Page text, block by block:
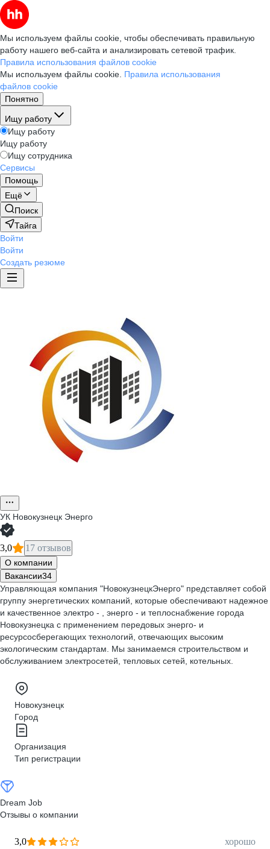
Мы используем файлы cookie, чтобы обеспечивать правильную
работу нашего веб-сайта и анализировать сетевой трафик.
Правила использования файлов cookie
Мы используем файлы cookie. Правила использования
файлов cookie
Понятно
Ищу работу
Ищу работу
Ищу работу
Ищу сотрудника
Сервисы
Помощь
Ещё
Поиск
Тайга
Войти
Войти
Создать резюме
УК Новокузнецк Энерго
3,0 17 отзывов
О компании
Вакансии34
Управляющая компания "НовокузнецкЭнерго" представляет собой
группу энергетических компаний, которые обеспечивают надежное
и качественное электро - , энерго - и теплоснабжение города
Новокузнецка с применением передовых энерго- и
ресурсосберегающих технологий, отвечающих высоким
экологическим стандартам. Мы занимаемся строительством и
обслуживанием электросетей, тепловых сетей, котельных.
Новокузнецк
Город
Организация
Тип регистрации
Dream Job
Отзывы о компании
3,0
хорошо